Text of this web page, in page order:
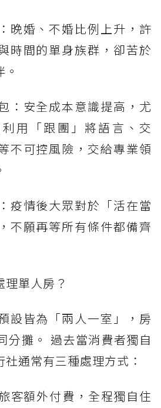
晚婚、不婚比例上升，許
時間的單身族群，卻苦於
：安全成本意識提高，尤
用「跟團」將語言、交
不可控風險，交給專業領
疫情後大眾對於「活在當
不願再等所有條件都備齊
單人房？
設皆為「兩人一室」，房
分攤。 過去當消費者獨自
通常有三種處理方式：
客額外付費，全程獨自住